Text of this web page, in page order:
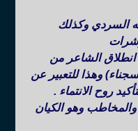
السردي وكذلك
الشاعر من
وهذا للتعبير عن
روح الانتماء .
وهو الكيان